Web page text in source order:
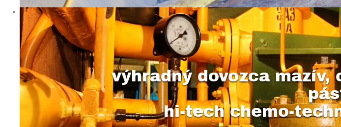
výhradný dovozca
hi-tech chemo-